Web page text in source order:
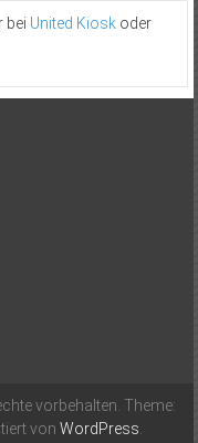
bei United Kioskoder
vorbehalten. Theme:
von WordPress.